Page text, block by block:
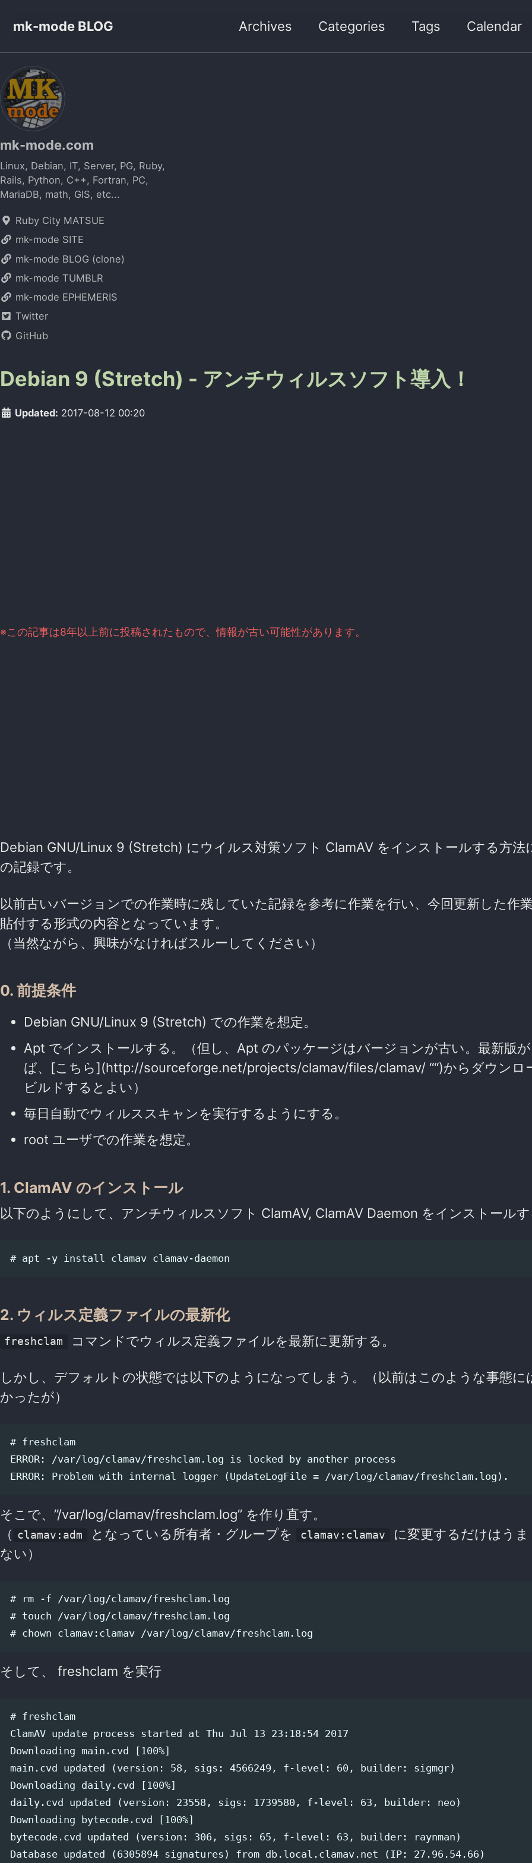
mk-mode BLOG Archives Categories Tags Calendar
mk-mode.com
Linux, Debian, IT, Server, PG, Ruby,
Rails, Python, C++, Fortran, PC,
MariaDB, math, GIS, etc...
Ruby City MATSUE
mk-mode SITE
mk-mode BLOG (clone)
mk-mode TUMBLR
mk-mode EPHEMERIS
Twitter
GitHub
Debian 9 (Stretch) - アンチウィルスソフト導入！
Updated: 2017-08-12 00:20
※この記事は8年以上前に投稿されたもので、情報が古い可能性があります。
Debian GNU/Linux 9 (Stretch) にウイルス対策ソフト ClamAV をインストールする方法
の記録です。
以前古いバージョンでの作業時に残していた記録を参考に作業を行い、今回更新した作
貼付する形式の内容となっています。
（当然ながら、興味がなければスルーしてください）
0. 前提条件
Debian GNU/Linux 9 (Stretch) での作業を想定。
Apt でインストールする。（但し、Apt のパッケージはバージョンが古い。最新版
ば、[こちら](http://sourceforge.net/projects/clamav/files/clamav/ ““)からダウンロ
ビルドするとよい）
毎日自動でウィルススキャンを実行するようにする。
root ユーザでの作業を想定。
1. ClamAV のインストール
以下のようにして、アンチウィルスソフト ClamAV, ClamAV Daemon をインストールす
2. ウィルス定義ファイルの最新化
freshclam コマンドでウィルス定義ファイルを最新に更新する。
しかし、デフォルトの状態では以下のようになってしまう。（以前はこのような事態に
かったが）
# freshclam
ERROR: /var/log/clamav/freshclam.log is locked by another process
そこで、”/var/log/clamav/freshclam.log” を作り直す。
（ clamav:adm となっている所有者・グループを clamav:clamav
に変更するだけはう
ない）
# rm -f /var/log/clamav/freshclam.log
# touch /var/log/clamav/freshclam.log
そして、 freshclam を実行
# freshclam
ClamAV update process started at Thu Jul 13 23:18:54 2017
Downloading main.cvd [100%]
main.cvd updated (version: 58, sigs: 4566249, f-level: 60, builder: sigmgr)
Downloading daily.cvd [100%]
daily.cvd updated (version: 23558, sigs: 1739580, f-level: 63, builder: neo)
Downloading bytecode.cvd [100%]
bytecode.cvd updated (version: 306, sigs: 65, f-level: 63, builder: raynman)
Database updated (6305894 signatures) from db.local.clamav.net (IP: 27.96.54.66)